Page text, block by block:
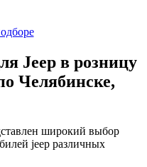
Jeep в розницу
Челябинске,
широкий выбор
jeep различных